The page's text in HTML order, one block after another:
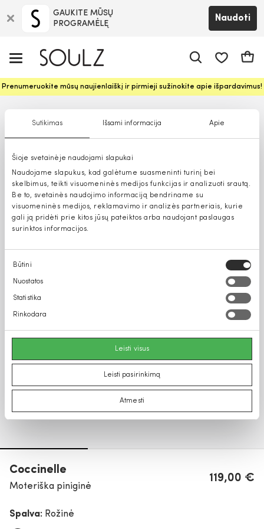
Sutikimas Išsami informacija Apie
Šioje svetainėje naudojami slapukai
Naudojame slapukus, kad galėtume suasmeninti turinį bei
skelbimus, teikti visuomeninės medijos funkcijas ir analizuoti srautą.
Be to, svetainės naudojimo informaciją bendriname su
visuomeninės medijos, reklamavimo ir analizės partneriais, kurie
gali ją pridėti prie kitos jūsų pateiktos arba naudojant paslaugas
surinktos informacijos.
Sutikimo
pasirinkimas
Būtini
Nuostatos
Statistika
Rinkodara
Leisti visus
Leisti pasirinkimą
Atmesti
GAUKITE MŪSŲ
PROGRAMĖLĘ
Naudoti
Prenumeruokite mūsų naujienlaiškį ir pirmieji sužinokite apie išpardavimus!
Coccinelle
Moteriška piniginė
119,00 €
Spalva: Rožinė